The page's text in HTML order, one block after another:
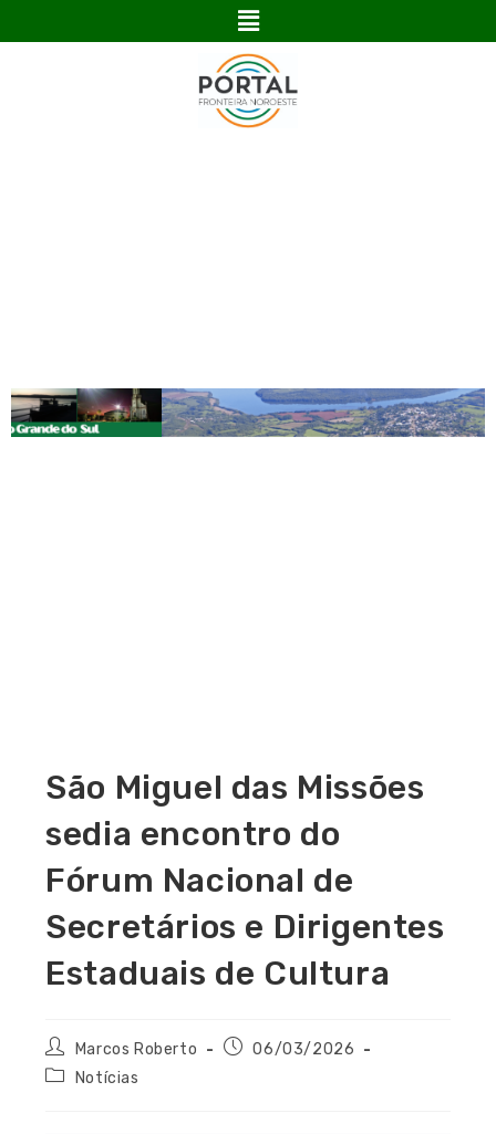
São Miguel das Missões
sedia encontro do
Fórum Nacional de
Secretários e Dirigentes
Estaduais de Cultura
Marcos Roberto
06/03/2026
Notícias